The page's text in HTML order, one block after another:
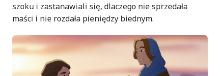
szoku i zastanawiali się, dlaczego nie sprzedała
maści i nie rozdała pieniędzy biednym.